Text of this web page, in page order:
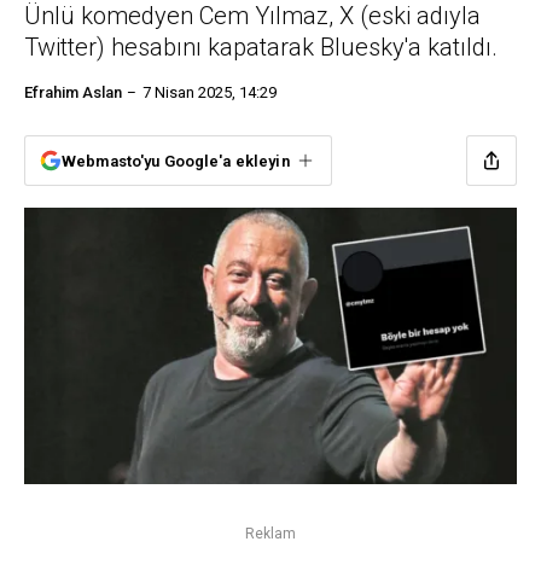
Ünlü komedyen Cem Yılmaz, X (eski adıyla
Twitter) hesabını kapatarak Bluesky'a katıldı.
Efrahim Aslan 7 Nisan 2025, 14:29
Webmasto'yu Google'a ekleyin
Reklam